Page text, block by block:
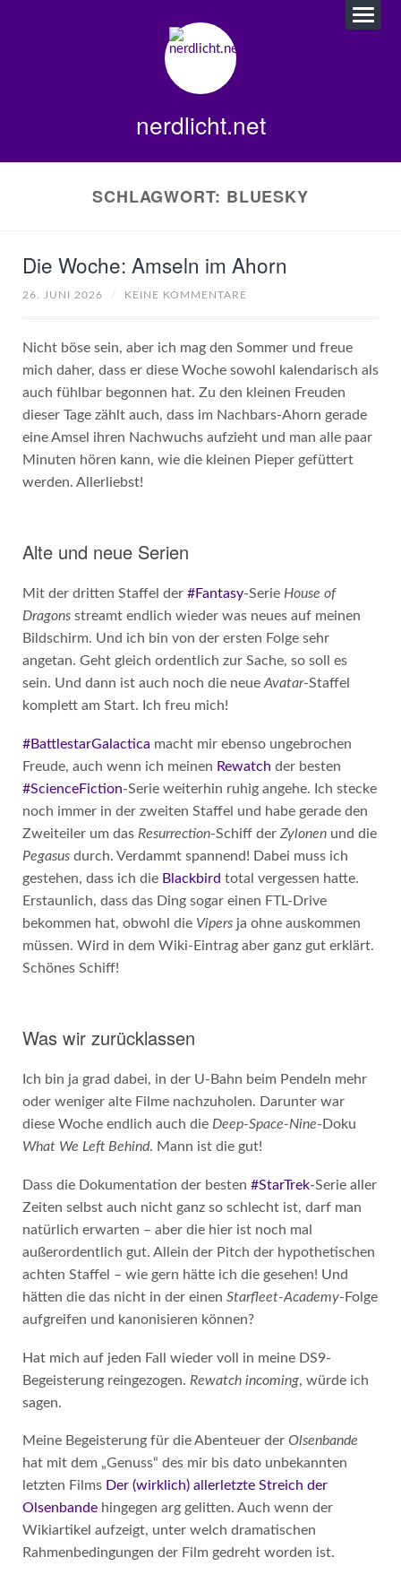
nerdlicht.net
SCHLAGWORT: BLUESKY
Die Woche: Amseln im Ahorn
26. JUNI 2026 / KEINE KOMMENTARE
Nicht böse sein, aber ich mag den Sommer und freue
mich daher, dass er diese Woche sowohl kalendarisch als
auch fühlbar begonnen hat. Zu den kleinen Freuden
dieser Tage zählt auch, dass im Nachbars-Ahorn gerade
eine Amsel ihren Nachwuchs aufzieht und man alle paar
Minuten hören kann, wie die kleinen Pieper gefüttert
werden. Allerliebst!
Alte und neue Serien
Mit der dritten Staffel der #Fantasy-Serie House of
Dragonsstreamt endlich wieder was neues auf meinen
Bildschirm. Und ich bin von der ersten Folge sehr
angetan. Geht gleich ordentlich zur Sache, so soll es
sein. Und dann ist auch noch die neueAvatar-Staffel
komplett am Start. Ich freu mich!
#BattlestarGalactica macht mir ebenso ungebrochen
Freude, auch wenn ich meinen Rewatch der besten
#ScienceFiction-Serie weiterhin ruhig angehe. Ich stecke
noch immer in der zweiten Staffel und habe gerade den
Zweiteiler um das Resurrection-Schiff der Zylonenund die
Pegasusdurch. Verdammt spannend! Dabei muss ich
gestehen, dass ich die Blackbird total vergessen hatte.
Erstaunlich, dass das Ding sogar einen FTL-Drive
bekommen hat, obwohl die Vipersja ohne auskommen
müssen. Wird in dem Wiki-Eintrag aber ganz gut erklärt.
Schönes Schiff!
Was wir zurücklassen
Ich bin ja grad dabei, in der U-Bahn beim Pendeln mehr
oder weniger alte Filme nachzuholen. Darunter war
diese Woche endlich auch die Deep-Space-Nine-Doku
What We Left Behind. Mann ist die gut!
Dass die Dokumentation der besten #StarTrek-Serie aller
Zeiten selbst auch nicht ganz so schlecht ist, darf man
natürlich erwarten – aber die hier ist noch mal
außerordentlich gut. Allein der Pitch der hypothetischen
achten Staffel – wie gern hätte ich die gesehen! Und
hätten die das nicht in der einen Starfleet-Academy-Folge
aufgreifen und kanonisieren können?
Hat mich auf jeden Fall wieder voll in meine DS9-
Begeisterung reingezogen. Rewatch incoming, würde ich
sagen.
Meine Begeisterung für die Abenteuer der Olsenbande
hat mit dem „Genuss“ des mir bis dato unbekannten
letzten Films Der (wirklich) allerletzte Streich der
Olsenbandehingegen arg gelitten. Auch wenn der
Wikiartikel aufzeigt, unter welch dramatischen
Rahmenbedingungen der Film gedreht worden ist.